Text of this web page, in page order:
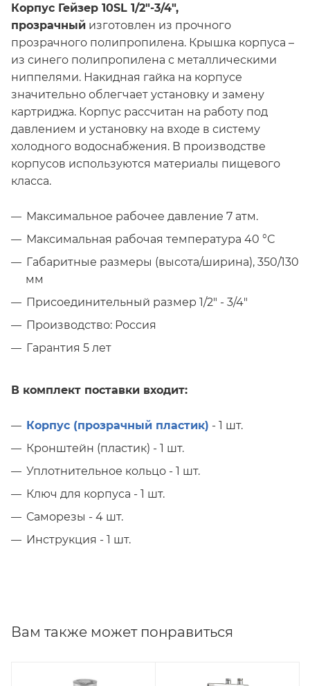
Корпус Гейзер 10SL 1/2"-3/4",
прозрачный изготовлен из прочного
прозрачного полипропилена. Крышка корпуса –
из синего полипропилена с металлическими
ниппелями. Накидная гайка на корпусе
значительно облегчает установку и замену
картриджа. Корпус рассчитан на работу под
давлением и установку на входе в систему
холодного водоснабжения. В производстве
корпусов используются материалы пищевого
класса.
Максимальное рабочее давление 7 атм.
Максимальная рабочая температура 40 °С
Габаритные размеры (высота/ширина), 350/130
мм
Присоединительный размер 1/2" - 3/4"
Производство: Россия
Гарантия 5 лет
В комплект поставки входит:
Корпус (прозрачный пластик) - 1 шт.
Кронштейн (пластик) - 1 шт.
Уплотнительное кольцо - 1 шт.
Ключ для корпуса - 1 шт.
Саморезы - 4 шт.
Инструкция - 1 шт.
Вам также может понравиться